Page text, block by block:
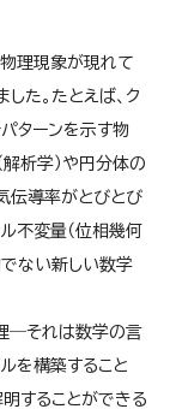
理現象が現れて
た。たとえば、ク
パターンを示す物
解析学）や円分体の
伝導率がとびとび
不変量（位相幾何
ない新しい数学
―それは数学の言
を構築すること
することができる